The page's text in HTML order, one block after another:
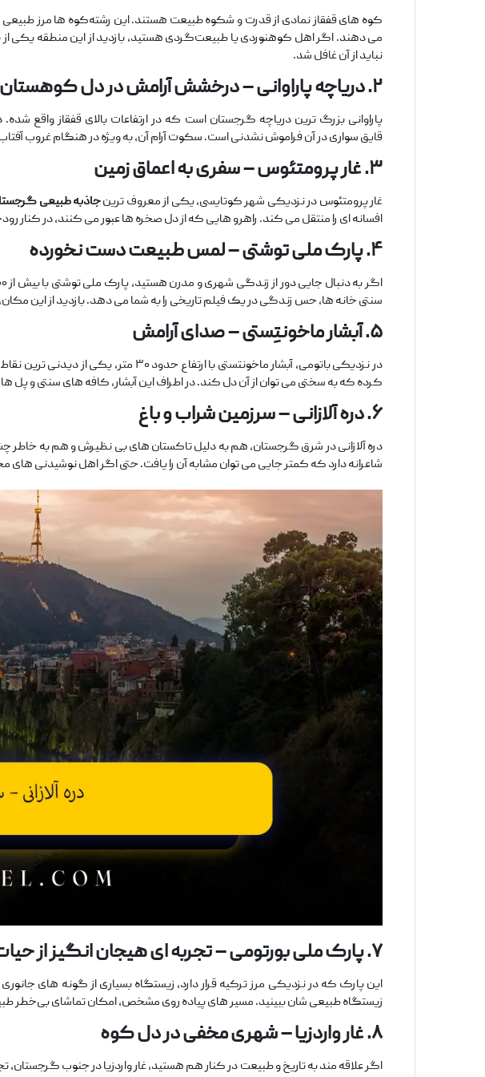
کوه‌ های قفقاز نمادی از قدرت و شکوه طبیعت هستند. این رشته‌کوه‌ ها مرز طبیعی
می‌ دهند. اگر اهل کوهنوردی یا طبیعت‌گردی هستید، بازدید از این منطقه یکی
نباید از آن غافل شد.
۲.دریاچه پاراوانی–درخششآرامشدردلکوهستان
پاراوانی بزرگ‌ ترین دریاچه گرجستان است که در ارتفاعات بالای قفقاز واقع
قایق ‌سواری در آن فراموش ‌نشدنی است. سکوت آرام آن، به ‌ویژه در هنگام غروب
۳.غار پرومتئوس–سفریبهاعماقزمین
غار پرومتئوس در نزدیکی شهر کوتایسی، یکی از معروف ‌ترینجاذبه‌ طبیعی
افسانه ‌ای را منتقل می ‌کند. راهرو هایی که از دل صخره‌ ها عبور می ‌کنند، در کنار
۴.پارک ملی توشتی–لمسطبیعتدست ‌نخورده
سنتی خانه ‌ها، حس زندگی در یک فیلم تاریخی را به شما می ‌دهد. بازدید از این
۵.آبشار ماخونتِستی–صدایآرامش
در نزدیکی باتومی، آبشار ماخونتستی
کرده که به ‌سختی می ‌توان از آن دل کند. در اطراف این آبشار، کافه ‌های سنتی
۶.دره آلازانی–سرزمینشرابوباغ
دره آلازانی در شرق گرجستان، هم به ‌دلیل تاکستان‌ های بی ‌نظیرش و هم به ‌خاطر
شاعرانه دارد که کمتر جایی می‌ توان مشابه آن را یافت. حتی اگر اهل نوشیدنی ‌های
۷.پارک ملی بورتومی–تجربه ‌ایهیجان ‌انگیزاز
این پارک که در نزدیکی مرز ترکیه قرار دارد، زیستگاه بسیاری از گونه‌ های
زیستگاه طبیعی ‌شان ببینید. مسیر های پیاده ‌روی مشخص، امکان تماشای بی‌خطر
۸.غار واردزیا–شهریمخفیدردلکوه
اگر علاقه‌ مند به تاریخ و طبیعت در کنار هم هستید، غار واردزیا در جنوب